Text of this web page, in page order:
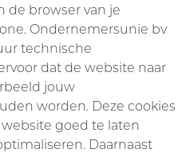
de browser van je
Ondernemersunie bv
technische
dat de website naar
jouw
worden. Deze cookies
goed te laten
Daarnaast